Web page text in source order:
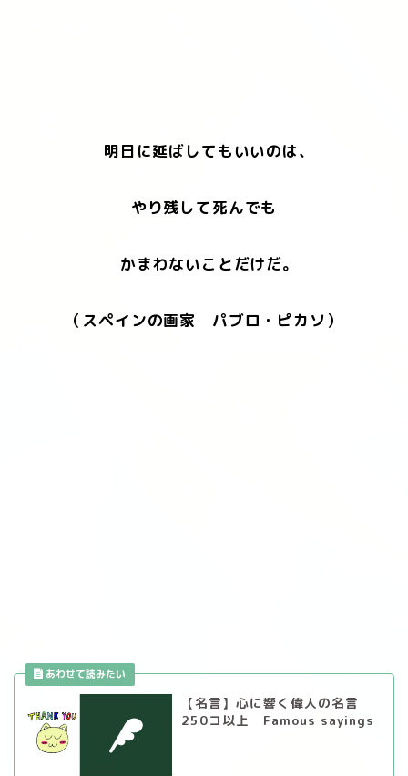
明日に延ばしてもいいのは、
やり残して死んでも
かまわないことだけだ。
（スペインの画家 パブロ・ピカソ）
【名言】心に響く偉人の名言
250コ以上 Famous sayings